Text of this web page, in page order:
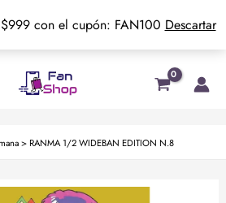
con el cupón: FAN100 Descartar
> RANMA 1/2 WIDEBAN EDITION N.8